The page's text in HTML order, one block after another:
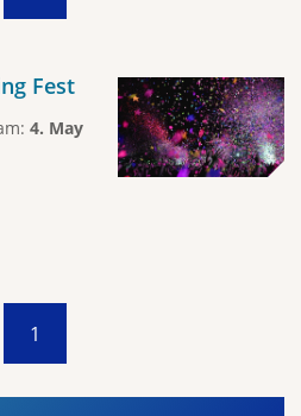
Fest
4. May
1